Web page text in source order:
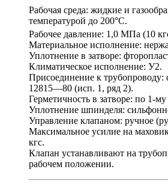
Рабочая среда: жидкие и
температурой до 200°С.
Рабочее давление: 1,0 МПа (10
Материальное исполнение:
Уплотнение в затворе:
Климатическое исполнение: У2.
Присоединение к
12815—80 (исп. 1, ряд 2).
Герметичность в затворе: по 1-му
Уплотнение шпинделя:
Управление клапаном: ручное
Максимальное усилие на
кгс.
Клапан устанавливают на
рабочем положении.